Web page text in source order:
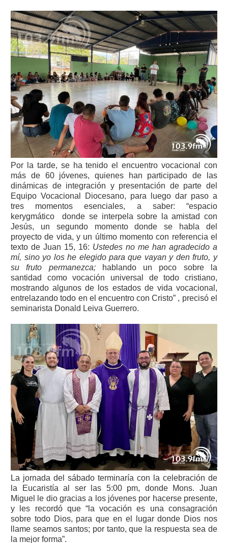
Por la tarde, se ha tenido el encuentro vocacional con
más de 60 jóvenes, quienes han participado de las
dinámicas de integración y presentación de parte del
Equipo Vocacional Diocesano, para luego dar paso a
tres momentos esenciales, a saber: “espacio
kerygmático donde se interpela sobre la amistad con
Jesús, un segundo momento donde se habla del
proyecto de vida, y un último momento con referencia el
texto de Juan 15, 16: Ustedes no me han agradecido a
mí, sino yo los he elegido para que vayan y den fruto, y
su fruto permanezca;
hablando un poco sobre la
santidad como vocación universal de todo cristiano,
mostrando algunos de los estados de vida vocacional,
entrelazando todo en el encuentro con Cristo” , precisó el
seminarista Donald Leiva Guerrero.
La jornada del sábado terminaría con la celebración de
la Eucaristía al ser las 5:00 pm, donde Mons. Juan
Miguel le dio gracias a los jóvenes por hacerse presente,
y les recordó que “la vocación es una consagración
sobre todo Dios, para que en el lugar donde Dios nos
llame seamos santos; por tanto, que la respuesta sea de
la mejor forma”.